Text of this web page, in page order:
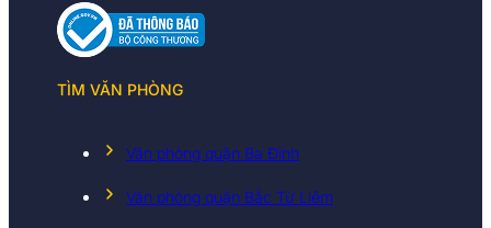
TÌM VĂN PHÒNG
Văn phòng quận Ba Đình
Văn phòng quận Bắc Từ Liêm